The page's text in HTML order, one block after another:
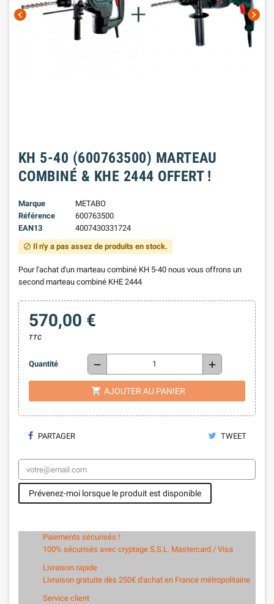
chevron_left chevron_right
KH 5-40 (600763500) MARTEAU
COMBINÉ & KHE 2444 OFFERT !
Marque
METABO
Référence
600763500
EAN13
4007430331724
block Il n'y a pas assez de produits en stock.
Pour l'achat d'un marteau combiné KH 5-40 nous vous offrons un
second marteau combiné KHE 2444
570,00 €
TTC
Quantité remove add
shopping_cart AJOUTER AU PANIER
PARTAGER TWEET
Prévenez-moi lorsque le produit est disponible
Paiements sécurisés !
100% sécurisés avec cryptage S.S.L. Mastercard / Visa
Livraison rapide
Livraison gratuite dès 250€ d'achat en France métropolitaine
Service client